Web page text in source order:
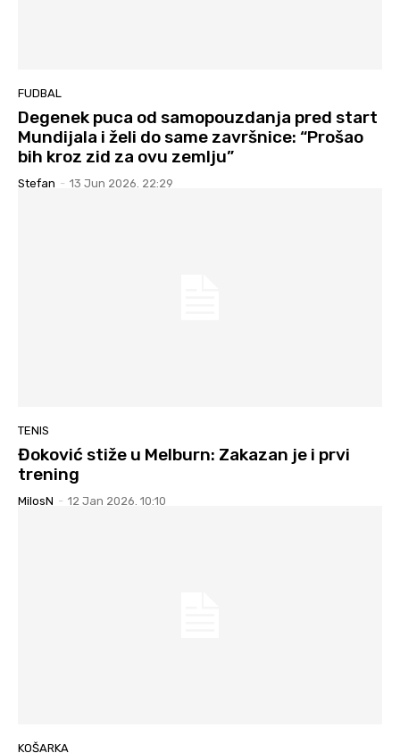
FUDBAL
Degenek puca od samopouzdanja pred start
Mundijala i želi do same završnice: “Prošao
bih kroz zid za ovu zemlju”
Stefan - 13 Jun 2026. 22:29
TENIS
Đoković stiže u Melburn: Zakazan je i prvi
trening
MilosN - 12 Jan 2026. 10:10
KOŠARKA